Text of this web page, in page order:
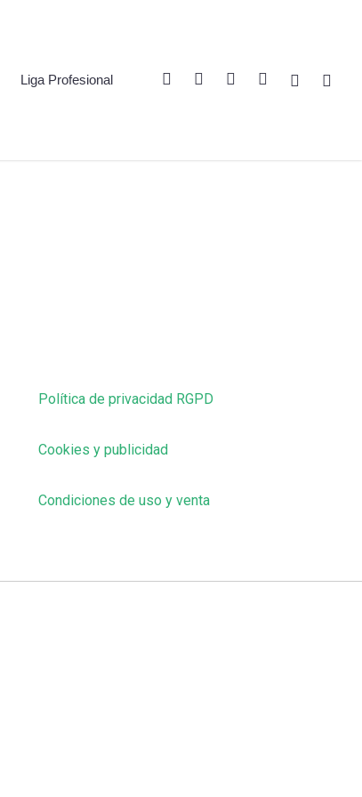
Liga Profesional Twitter LinkedinYoutubeInstagramSpotify Twitch
Política de privacidad RGPD
Cookies y publicidad
Condiciones de uso y venta